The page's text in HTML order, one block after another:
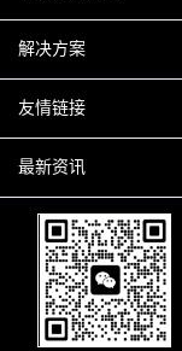
关于爬虫
H5互动营销
微信小程序
移动APP
解决方案
商城解决方案
商城会员积分商城解
网站解决方案
智慧校园解决方案
智慧停车解决方案
友情链接
厦门小程序开发
厦门APP开发
厦门微商城开发
博客园
最新资讯
行业资讯
爬虫动态